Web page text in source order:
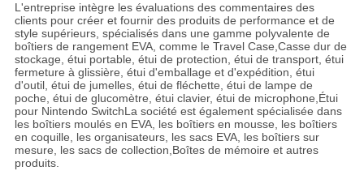
L'entreprise intègre les évaluations des commentaires des
clients pour créer et fournir des produits de performance et de
style supérieurs, spécialisés dans une gamme polyvalente de
boîtiers de rangement EVA, comme le Travel Case,Casse dur de
stockage, étui portable, étui de protection, étui de transport, étui
fermeture à glissière, étui d'emballage et d'expédition, étui
d'outil, étui de jumelles, étui de fléchette, étui de lampe de
poche, étui de glucomètre, étui clavier, étui de microphone,Étui
pour Nintendo SwitchLa société est également spécialisée dans
les boîtiers moulés en EVA, les boîtiers en mousse, les boîtiers
en coquille, les organisateurs, les sacs EVA, les boîtiers sur
mesure, les sacs de collection,Boîtes de mémoire et autres
produits.